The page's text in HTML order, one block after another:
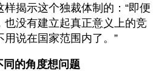
揭示这个独裁体制的：“即便
也没有建立起真正意义上的竞
说在国家范围内了。”
的角度想问题